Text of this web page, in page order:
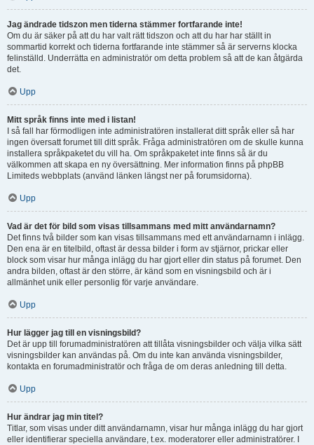
Jag ändrade tidszon men tiderna stämmer fortfarande inte!
Om du är säker på att du har valt rätt tidszon och att du har har ställt in
sommartid korrekt och tiderna fortfarande inte stämmer så är serverns klocka
felinställd. Underrätta en administratör om detta problem så att de kan åtgärda
det.
Upp
Mitt språk finns inte med i listan!
I så fall har förmodligen inte administratören installerat ditt språk eller så har
ingen översatt forumet till ditt språk. Fråga administratören om de skulle kunna
installera språkpaketet du vill ha. Om språkpaketet inte finns så är du
välkommen att skapa en ny översättning. Mer information finns på phpBB
Limiteds webbplats (använd länken längst ner på forumsidorna).
Upp
Vad är det för bild som visas tillsammans med mitt användarnamn?
Det finns två bilder som kan visas tillsammans med ett användarnamn i inlägg.
Den ena är en titelbild, oftast är dessa bilder i form av stjärnor, prickar eller
block som visar hur många inlägg du har gjort eller din status på forumet. Den
andra bilden, oftast är den större, är känd som en visningsbild och är i
allmänhet unik eller personlig för varje användare.
Upp
Hur lägger jag till en visningsbild?
Det är upp till forumadministratören att tillåta visningsbilder och välja vilka sätt
visningsbilder kan användas på. Om du inte kan använda visningsbilder,
kontakta en forumadministratör och fråga de om deras anledning till detta.
Upp
Hur ändrar jag min titel?
Titlar, som visas under ditt användarnamn, visar hur många inlägg du har gjort
eller identifierar speciella användare, t.ex. moderatorer eller administratörer. I